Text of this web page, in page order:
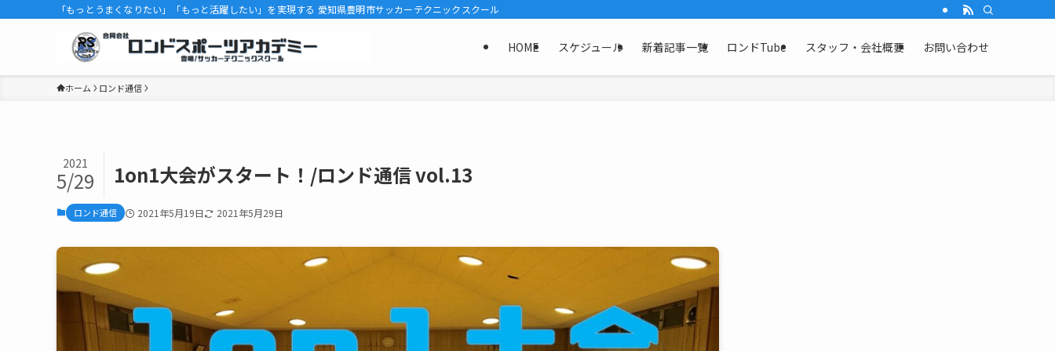
「もっとうまくなりたい」「もっと活躍したい」を実現する 愛知県豊明市サッカーテクニックスクール
HOME スケジュール 新着記事一覧 ロンドTube スタッフ・会社概要 お問い合わせ
ホーム ロンド通信
1on1大会がスタート！/ロンド通信 vol.13
2021
5/29
ロンド通信 2021年5月19日 2021年5月29日